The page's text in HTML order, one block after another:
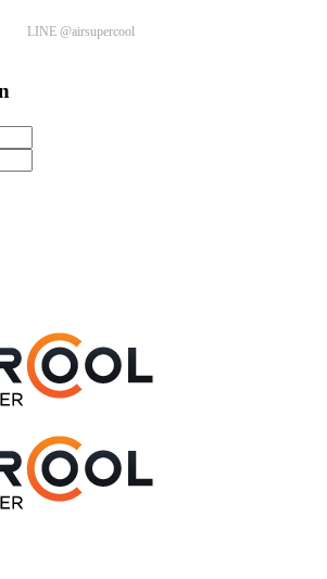
LINE @airsupercool